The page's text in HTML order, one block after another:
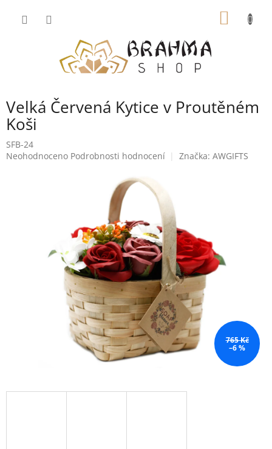
Velká Červená Kytice v Proutěném
Koši
SFB-24
Průměrné
Neohodnoceno Podrobnosti hodnocení Značka: AWGIFTS
765 Kč
–6 %